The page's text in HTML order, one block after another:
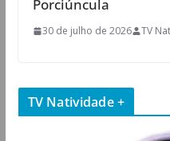
30 de julho de 2026 TV
TV Natividade +